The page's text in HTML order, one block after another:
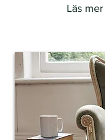
Läs mer